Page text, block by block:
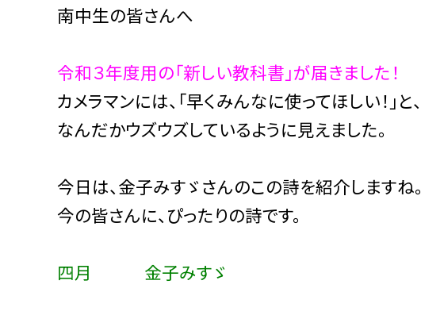
南中生の皆さんへ
令和３年度用の「新しい教科書」が届きました！
カメラマンには、「早くみんなに使ってほしい！」と、
なんだかウズウズしているように見えました。
今日は、金子みすゞさんのこの詩を紹介しますね。
今の皆さんに、ぴったりの詩です。
四月 金子みすゞ